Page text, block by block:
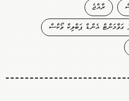
ރާއްޖެ
އެންޑް ޕަބްލިކް ވޯކްސް